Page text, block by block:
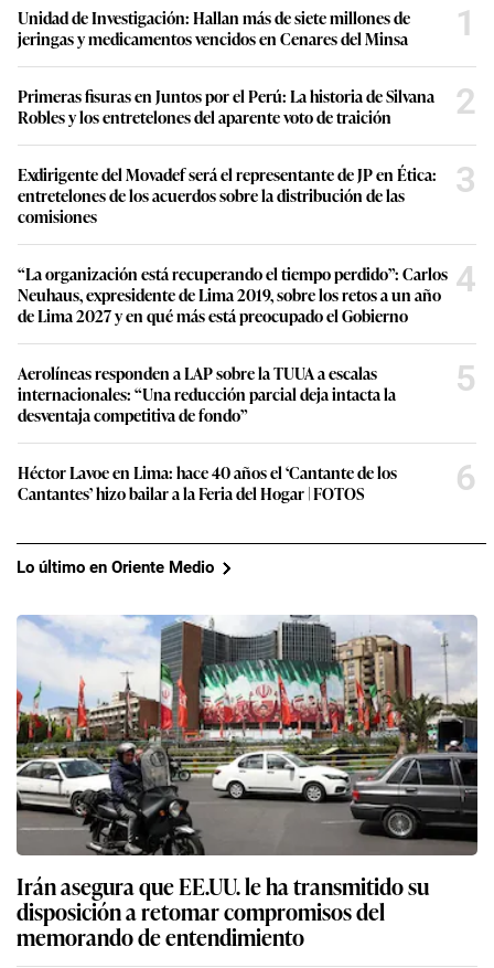
Unidad de Investigación: Hallan más de siete millones de
jeringas y medicamentos vencidos en Cenares del Minsa
1
Primeras fisuras en Juntos por el Perú: La historia de Silvana
Robles y los entretelones del aparente voto de traición
2
Exdirigente del Movadef será el representante de JP en Ética:
entretelones de los acuerdos sobre la distribución de las
comisiones
3
“La organización está recuperando el tiempo perdido”: Carlos
Neuhaus, expresidente de Lima 2019, sobre los retos a un año
de Lima 2027 y en qué más está preocupado el Gobierno
4
Aerolíneas responden a LAP sobre la TUUA a escalas
internacionales: “Una reducción parcial deja intacta la
desventaja competitiva de fondo”
5
Héctor Lavoe en Lima: hace 40 años el ‘Cantante de los
Cantantes’ hizo bailar a la Feria del Hogar | FOTOS
6
Lo último en Oriente Medio
Irán asegura que EE.UU. le ha transmitido su
disposición a retomar compromisos del
memorando de entendimiento